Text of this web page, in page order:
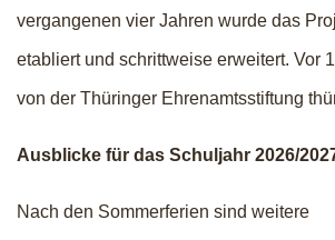
vergangenen vier Jahren wurde das
etabliert und schrittweise erweitert. Vor
von der Thüringer Ehrenamtsstiftung
Ausblicke für das Schuljahr 2026/
Nach den Sommerferien sind weitere